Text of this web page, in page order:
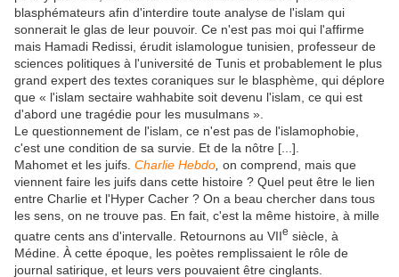
blasphémateurs afin d'interdire toute analyse de l'islam qui
sonnerait le glas de leur pouvoir. Ce n'est pas moi qui l'affirme
mais Hamadi Redissi, érudit islamologue tunisien, professeur de
sciences politiques à l'université de Tunis et probablement le plus
grand expert des textes coraniques sur le blasphème, qui déplore
que « l'islam sectaire wahhabite soit devenu l'islam, ce qui est
d'abord une tragédie pour les musulmans ».
Le questionnement de l'islam, ce n'est pas de l'islamophobie,
c'est une condition de sa survie. Et de la nôtre [...].
Mahomet et les juifs. Charlie Hebdo, on comprend, mais que
viennent faire les juifs dans cette histoire ? Quel peut être le lien
entre Charlie et l'Hyper Cacher ? On a beau chercher dans tous
les sens, on ne trouve pas. En fait, c'est la même histoire, à mille
quatre cents ans d'intervalle. Retournons au VIIe siècle, à
Médine. À cette époque, les poètes remplissaient le rôle de
journal satirique, et leurs vers pouvaient être cinglants.